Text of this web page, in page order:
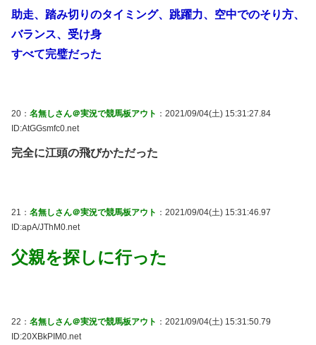
助走、踏み切りのタイミング、跳躍力、空中でのそり方、
バランス、受け身
すべて完璧だった
20： 名無しさん＠実況で競馬板アウト ：2021/09/04(土) 15:31:27.84
ID:AtGGsmfc0.net
完全に江頭の飛びかただった
21： 名無しさん＠実況で競馬板アウト ：2021/09/04(土) 15:31:46.97
ID:apA/JThM0.net
父親を探しに行った
22： 名無しさん＠実況で競馬板アウト ：2021/09/04(土) 15:31:50.79
ID:20XBkPIM0.net